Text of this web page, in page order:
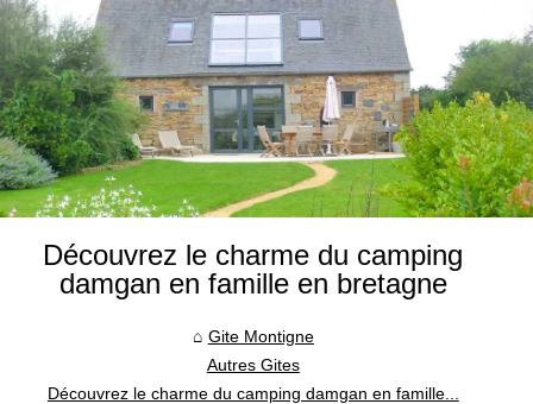
Découvrez le charme du camping
damgan en famille en bretagne
Gite Montigne
Autres Gites
Découvrez le charme du camping damgan en famille...